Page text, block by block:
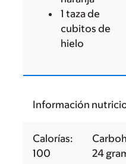
1 taza de
cubitos de
hielo
Información
Calorías:
100
24